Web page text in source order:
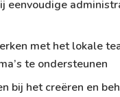
eenvoudige
met het lokale
te ondersteunen
bij het creëren en